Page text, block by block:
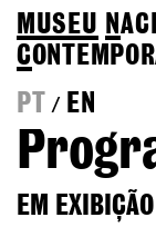
MUSEU N
C
PT
/ EN
EM EXIBIÇÃO